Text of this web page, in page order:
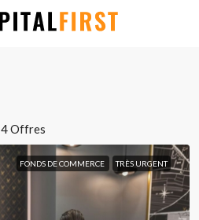
4 Offres
FONDS DE COMMERCE TRÈS URGENT